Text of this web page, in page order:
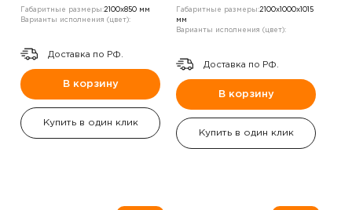
Габаритные размеры:2100х850 мм
Варианты исполнения (цвет):
Доставка по РФ.
В корзину
Купить в один клик
Габаритные размеры:2100х1000х1015
мм
Варианты исполнения (цвет):
Доставка по РФ.
В корзину
Купить в один клик